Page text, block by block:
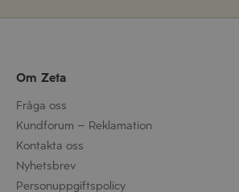
Om Zeta
Fråga oss
Kundforum – Reklamation
Kontakta oss
Nyhetsbrev
Personuppgifts­policy